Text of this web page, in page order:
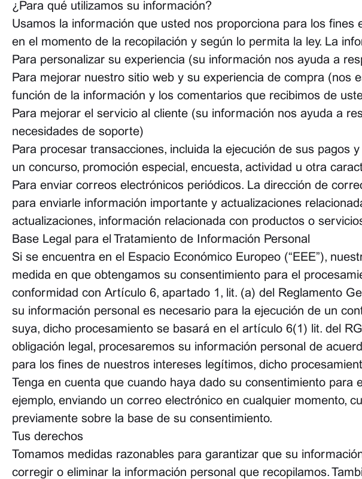
¿Para qué utilizamos su información?
Usamos la información que usted nos proporciona para los
en el momento de la recopilación y según lo permita la ley. La
Para personalizar su experiencia (su información nos ayuda a
Para mejorar nuestro sitio web y su experiencia de compra
función de la información y los comentarios que recibimos de
Para mejorar el servicio al cliente (su información nos ayuda a
necesidades de soporte)
Para procesar transacciones, incluida la ejecución de sus
un concurso, promoción especial, encuesta, actividad u otra
Para enviar correos electrónicos periódicos. La dirección de
para enviarle información importante y actualizaciones
actualizaciones, información relacionada con productos o
Base Legal para el Tratamiento de Información Personal
Si se encuentra en el Espacio Económico Europeo (“EEE”),
medida en que obtengamos su consentimiento para el
conformidad con Artículo 6, apartado 1, lit. (a) del Reglamento
su información personal es necesario para la ejecución de un
suya, dicho procesamiento se basará en el artículo 6(1) lit. del
obligación legal, procesaremos su información personal de
para los fines de nuestros intereses legítimos, dicho
Tenga en cuenta que cuando haya dado su consentimiento
ejemplo, enviando un correo electrónico en cualquier momento,
previamente sobre la base de su consentimiento.
Tus derechos
Tomamos medidas razonables para garantizar que su
corregir o eliminar la información personal que recopilamos.